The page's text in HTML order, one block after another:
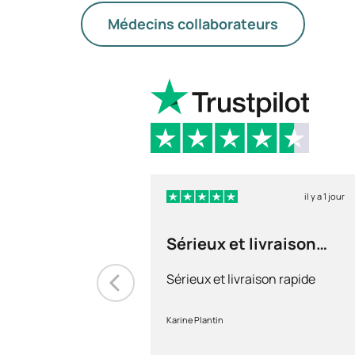
Médecins collaborateurs
il y a 1 jour
Sérieux et livraison
Sérieux et livraison rapide
Karine Plantin